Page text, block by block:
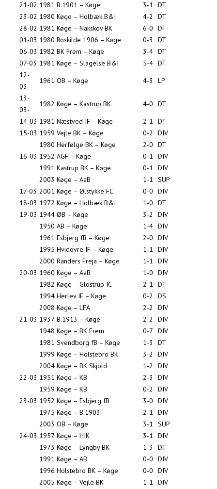
21-02 1981 B.1901 – Køge 3-1
DT
23-02 1980 Køge – Holbæk B&I 4-2
DT
28-02 1981 Køge – Nakskov BK 6-0
DT
01-03 1980 Roskilde 1906 – Køge 0-3
DT
06-03 1982 BK Frem – Køge 3-4 DT
07-03 1981 Køge – Slagelse B&I 5-4 DT
12-
03-
1961 OB – Køge 4-3
LP
13-
03-
1982 Køge – Kastrup BK 4-0
DT
14-03 1981 Næstved IF – Køge 2-1
DT
15-03 1959 Vejle BK – Køge 0-2
DIV
1980 Herfølge BK – Køge 2-0
DT
16-03 1952 AGF – Køge 0-1
DIV
1991 Kastrup BK – Køge 0-1
DIV
2003 Køge – AaB 1-1
SUP
17-03 2001 Køge – Ølstykke FC 0-0
DIV
18-03 1972 Køge – Holbæk B&I 1-0
DT
19-03 1944 ØB – Køge 3-2
DIV
1950 AB – Køge 1-4 DIV
1961 Esbjerg fB – Køge 2-0
DIV
1995 Hvidovre IF – Køge 1-1
DIV
2000 Randers Freja – Køge 1-1
DIV
20-03 1960 Køge – AaB 1-0
DIV
1982 Køge – Glostrup IC 2-1
DT
1994 Herlev IF – Køge 0-2
DS
2008 Køge – LFA 2-2
DIV
21-03 1937 B.1913 – Køge 2-2
DIV
1948 Køge – BK Frem 0-7
DIV
1981 Svendborg fB – Køge 1-3
DT
1999 Køge – Holstebro BK 3-2
DIV
2004 Køge – BK Skjold 1-2
DIV
22-03 1951 Køge – KB 2-3
DIV
1959 Køge – KB 0-2
DIV
23-03 1952 Køge – Esbjerg fB 3-0
DIV
1975 Køge – B.1903 2-1
DIV
2003 OB – Køge 3-1
SUP
24-03 1957 Køge – HIK 3-1
DIV
1973 Køge – Lyngby BK 1-3
DT
1991 Køge – AB 0-0
DIV
1996 Holstebro BK – Køge 0-0
DIV
2005 Køge – Vejle BK 1-1
DIV